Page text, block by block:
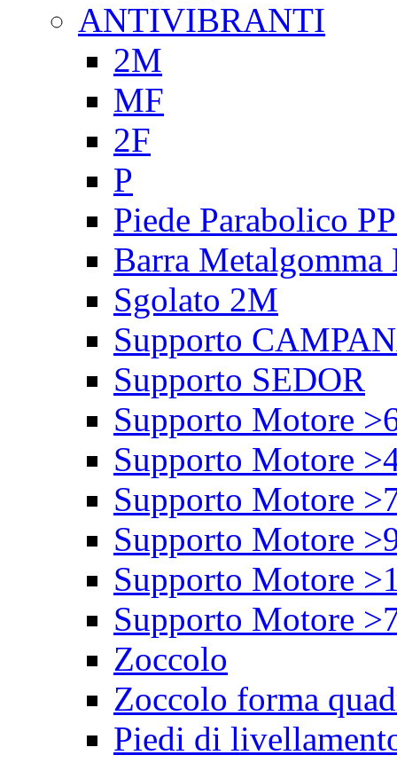
ANTIVIBRANTI
2M
MF
2F
P
Piede Parabolico
Barra Metalgomma
Sgolato 2M
Supporto
Supporto SEDOR
Supporto Motore
Supporto Motore
Supporto Motore
Supporto Motore
Supporto Motore
Supporto Motore
Zoccolo
Zoccolo forma
Piedi di